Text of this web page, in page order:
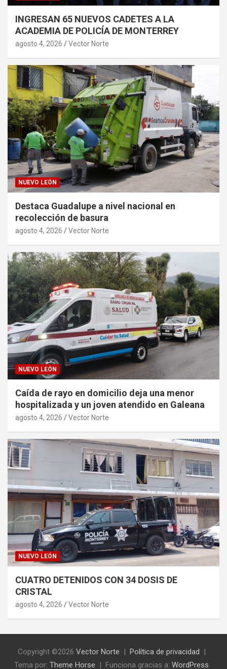
INGRESAN 65 NUEVOS CADETES A LA
ACADEMIA DE POLICÍA DE MONTERREY
agosto 4, 2026 Vector Norte
NUEVO LEÓN
Destaca Guadalupe a nivel nacional en
recolección de basura
agosto 4, 2026 Vector Norte
NUEVO LEÓN
Caída de rayo en domicilio deja una menor
hospitalizada y un joven atendido en Galeana
agosto 4, 2026 Vector Norte
NUEVO LEÓN
CUATRO DETENIDOS CON 34 DOSIS DE
CRISTAL
agosto 4, 2026 Vector Norte
Copyright ©2026 Vector Norte
Política de privacidad
Tema por: Theme Horse Funciona gracias a: WordPress